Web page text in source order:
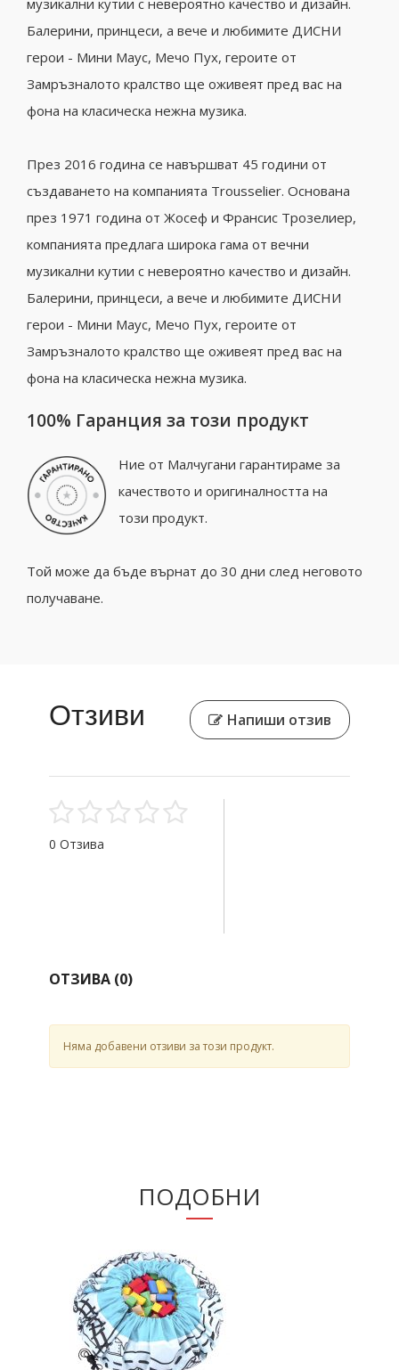
музикални кутии с невероятно качество и дизайн.
Балерини, принцеси, а вече и любимите ДИСНИ
герои - Мини Маус, Мечо Пух, героите от
Замръзналото кралство ще оживеят пред вас на
фона на класическа нежна музика.
През 2016 година се навършват 45 години от
създаването на компанията Trousselier. Основана
през 1971 година от Жосеф и Франсис Трозелиер,
компанията предлага широка гама от вечни
музикални кутии с невероятно качество и дизайн.
Балерини, принцеси, а вече и любимите ДИСНИ
герои - Мини Маус, Мечо Пух, героите от
Замръзналото кралство ще оживеят пред вас на
фона на класическа нежна музика.
100% Гаранция за този продукт
Ние от Малчугани гарантираме за
качеството и оригиналността на
този продукт.
Той може да бъде върнат до 30 дни след неговото
получаване.
Отзиви Напиши отзив
0 Отзива
ОТЗИВА (0)
Няма добавени отзиви за този продукт.
ПОДОБНИ